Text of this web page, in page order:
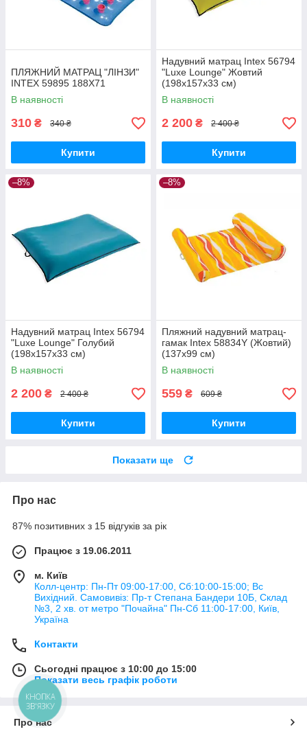
ПЛЯЖНИЙ МАТРАЦ "ЛІНЗИ"
INTEX 59895 188Х71
В наявності
310 ₴ 340 ₴
Купити
Надувний матрац Intex 56794
"Luxe Lounge" Жовтий
(198х157х33 см)
В наявності
2 200 ₴ 2 400 ₴
Купити
–8%
Надувний матрац Intex 56794
"Luxe Lounge" Голубий
(198х157х33 см)
В наявності
2 200 ₴ 2 400 ₴
Купити
–8%
Пляжний надувний матрац-
гамак Intex 58834Y (Жовтий)
(137х99 см)
В наявності
559 ₴ 609 ₴
Купити
Показати ще
Про нас
87% позитивних з 15 відгуків за рік
Працює з 19.06.2011
м. Київ
Колл-центр: Пн-Пт 09:00-17:00, Сб:10:00-15:00; Вс
Вихідний. Самовивіз: Пр-т Степана Бандери 10Б, Склад
№3, 2 хв. от метро "Почайна" Пн-Cб 11:00-17:00, Київ,
Україна
Контакти
Сьогодні працює з 10:00 до 15:00
Показати весь графік роботи
Про нас
КНОПКА
ЗВ'ЯЗКУ